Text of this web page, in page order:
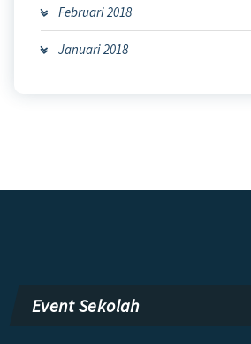
Februari 2018
Januari 2018
Event Sekolah